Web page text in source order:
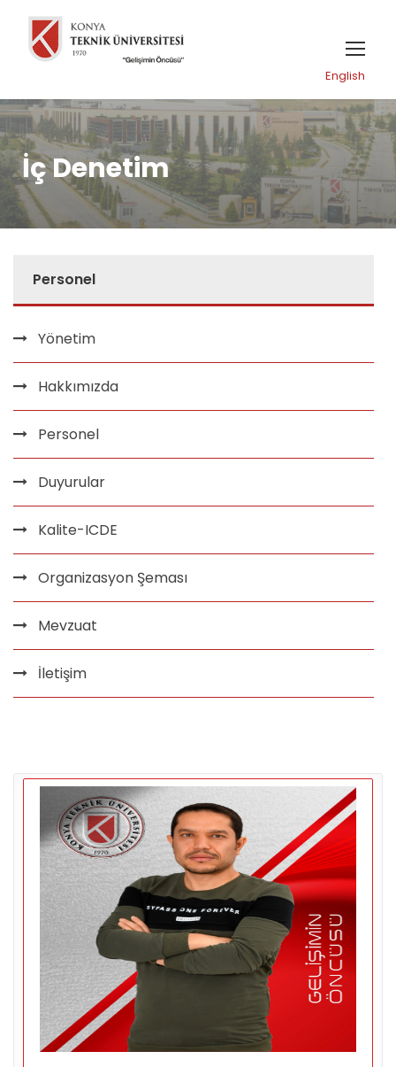
English
İç Denetim
Personel
Yönetim
Hakkımızda
Personel
Duyurular
Kalite-ICDE
Organizasyon Şeması
Mevzuat
İletişim